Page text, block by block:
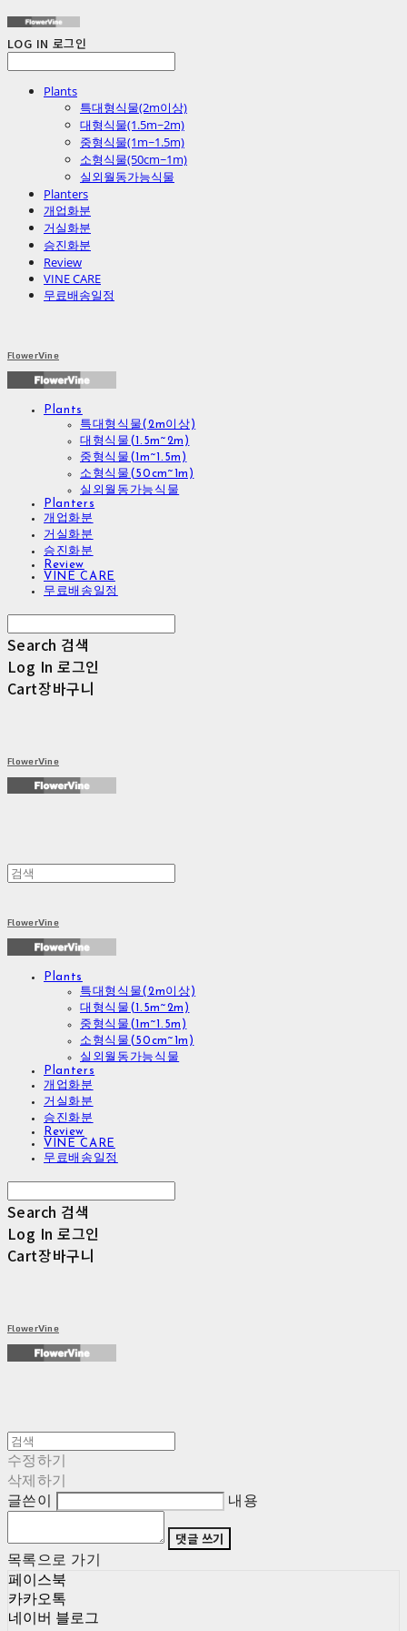
LOG IN 로그인
Plants
특대형식물(2m이상)
대형식물(1.5m~2m)
중형식물(1m~1.5m)
소형식물(50cm~1m)
실외월동가능식물
Planters
개업화분
거실화분
승진화분
Review
VINE CARE
무료배송일정
FlowerVine
Plants
특대형식물(2m이상)
대형식물(1.5m~2m)
중형식물(1m~1.5m)
소형식물(50cm~1m)
실외월동가능식물
Planters
개업화분
거실화분
승진화분
Review
VINE CARE
무료배송일정
Search 검색
Log In 로그인
Cart장바구니
FlowerVine
FlowerVine
Plants
특대형식물(2m이상)
대형식물(1.5m~2m)
중형식물(1m~1.5m)
소형식물(50cm~1m)
실외월동가능식물
Planters
개업화분
거실화분
승진화분
Review
VINE CARE
무료배송일정
Search 검색
Log In 로그인
Cart장바구니
FlowerVine
수정하기
삭제하기
글쓴이
내용
댓글 쓰기
목록으로 가기
페이스북
카카오톡
네이버 블로그